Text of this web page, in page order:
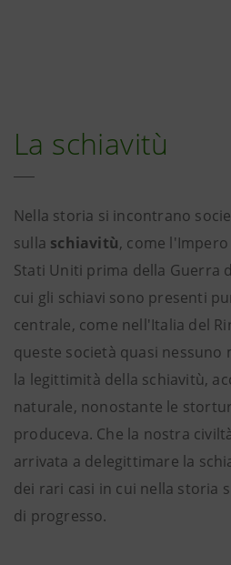
La schiavitù
Nella storia si incontrano
sulla schiavitù, come
Stati Uniti prima della Guerra
cui gli schiavi sono presenti
centrale, come nell'Italia del
queste società quasi nessuno
la legittimità della schiavitù,
naturale, nonostante le
produceva. Che la nostra
arrivata a delegittimare la
dei rari casi in cui nella storia
di progresso.